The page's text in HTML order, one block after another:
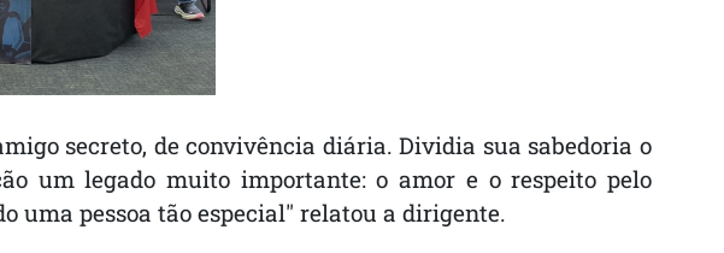
secreto, de convivência diária. Dividia sua sabedoria o
um legado muito importante: o amor e o respeito pelo
uma pessoa tão especial" relatou a dirigente.